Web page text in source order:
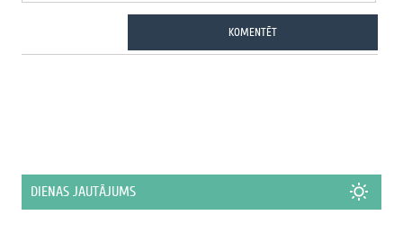
KOMENTĒT
DIENAS JAUTĀJUMS